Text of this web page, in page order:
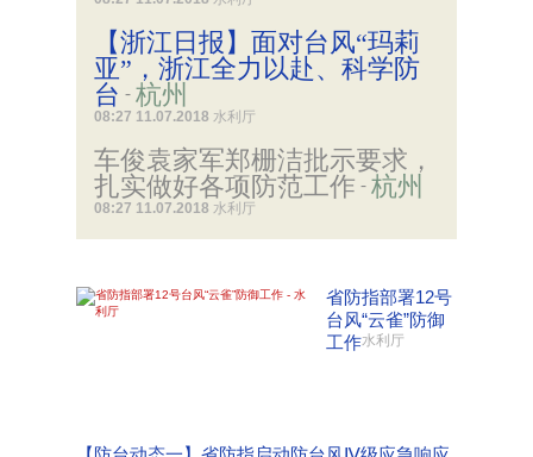
【浙江日报】面对台风“玛莉
亚”，浙江全力以赴、科学防
台 - 杭州
08:27 11.07.2018 水利厅
车俊袁家军郑栅洁批示要求，
扎实做好各项防范工作 - 杭州
08:27 11.07.2018 水利厅
省防指部署12号
台风“云雀”防御
工作水利厅